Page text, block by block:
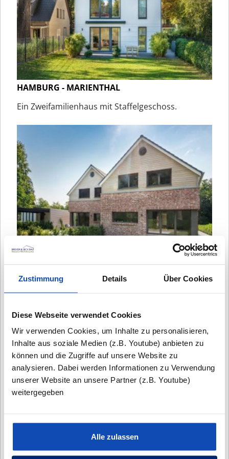
Zustimmung Details Über Cookies
Diese Webseite verwendet Cookies
Wir verwenden Cookies, um Inhalte zu personalisieren,
Inhalte aus soziale Medien (z.B. Youtube) anbieten zu
können und die Zugriffe auf unsere Website zu
analysieren. Dabei werden Informationen zu Verwendung
unserer Website an unsere Partner (z.B. Youtube)
weitergegeben
Alle zulassen
HAMBURG - MARIENTHAL
Ein Zweifamilienhaus mit Staffelgeschoss.
GROSSHANSDORF - BEI DEN RAUHEN BERGEN